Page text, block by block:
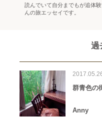
読んでいて自分までもが追体
んの旅エッセイです。
過
群青色の
Anny